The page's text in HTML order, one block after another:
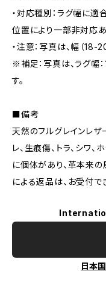
・対応種別：ラグ幅に適
位置により一部非対応あ
・注意：写真は、幅（18-
※補足：写真は、ラグ幅
す。
■備考
天然のフルグレインレザ
レ、生痕傷、トラ、シワ
に個体があり、革本来
による返品は、お受付で
日本